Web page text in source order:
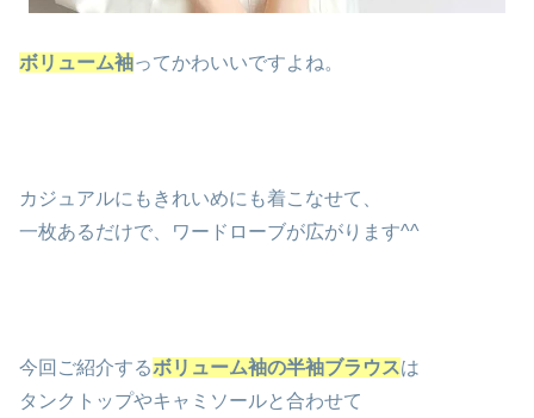
ボリューム袖ってかわいいですよね。
カジュアルにもきれいめにも着こなせて、
一枚あるだけで、ワードローブが広がります^^
今回ご紹介するボリューム袖の半袖ブラウスは
タンクトップやキャミソールと合わせて